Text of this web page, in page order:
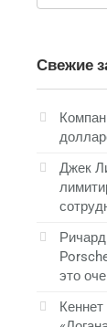
Свежие
Джек
это